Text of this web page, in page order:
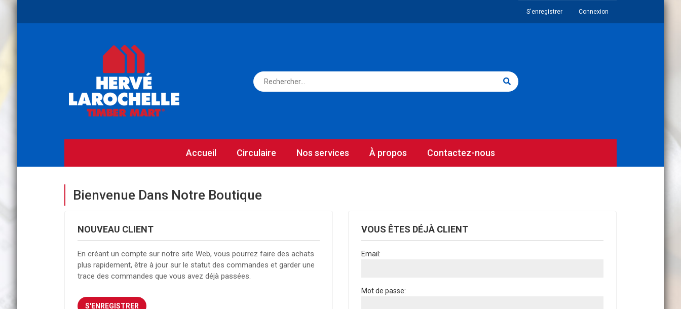
S'enregistrer Connexion
Accueil Circulaire Nos services À propos Contactez-nous
Bienvenue Dans Notre Boutique
NOUVEAU CLIENT
En créant un compte sur notre site Web, vous pourrez faire des achats
plus rapidement, être à jour sur le statut des commandes et garder une
trace des commandes que vous avez déjà passées.
VOUS ÊTES DÉJÀ CLIENT
Email:
Mot de passe: